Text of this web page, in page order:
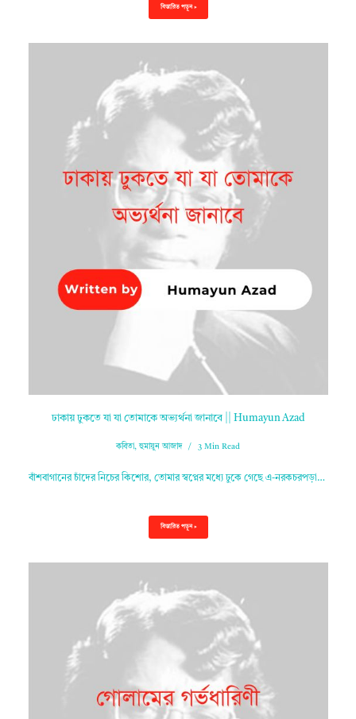
বিস্তারিত পড়ুন »
ঢাকায় ঢুকতে যা যা তোমাকে অভ্যর্থনা জানাবে || Humayun Azad
কবিতা,হুমায়ুন আজাদ 3 Min Read
বাঁশবাগানের চাঁদের নিচের কিশোর, তোমার স্বপ্নের মধ্যে ঢুকে গেছে এ-নরকচরপড়া…
বিস্তারিত পড়ুন »